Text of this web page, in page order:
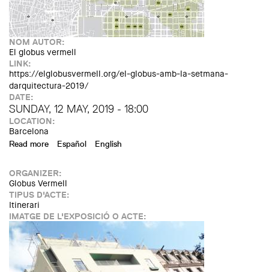
NOM AUTOR:
El globus vermell
LINK:
https://elglobusvermell.org/el-globus-amb-la-setmana-
darquitectura-2019/
DATE:
SUNDAY, 12 MAY, 2019 - 18:00
LOCATION:
Barcelona
Read more about Itinerari "Jardins interiors d'illa de Sagrada Família"
Español English
ORGANIZER:
Globus Vermell
TIPUS D'ACTE:
Itinerari
IMATGE DE L'EXPOSICIÓ O ACTE: